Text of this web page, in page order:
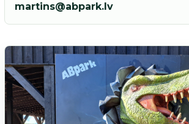
martins@abpark.lv